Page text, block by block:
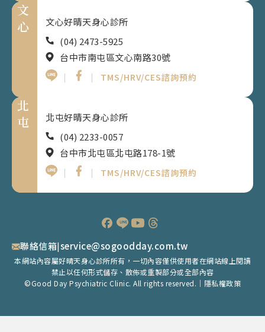
文
心
文心好晴天身心診所
(04) 2473-5925
台中市南屯區文心南路30號
｜
｜ TMS/HRV/CES諮詢預約
北
屯
北屯好晴天身心診所
(04) 2233-0057
台中市北屯區北屯路178-1號
｜
｜ TMS/HRV/CES諮詢預約
聯絡信箱|service@sogoodday.com.tw
本網站內容屬好晴天身心診所所有，一切內容僅供使用者在網站線上閱讀
禁止以任何形式儲存、散佈或重製部分或全部內容
©Good Day Psychiatric Clinic. All rights reserved.｜ 隱私權政策